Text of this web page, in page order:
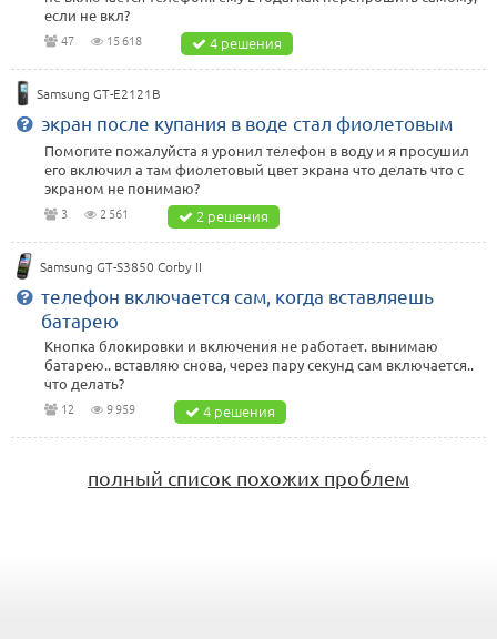
если не вкл?
47 15 618 4 решения
Samsung GT-E2121B
экран после купания в воде стал фиолетовым
Помогите пожалуйста я уронил телефон в воду и я просушил
его включил а там фиолетовый цвет экрана что делать что с
экраном не понимаю?
3 2 561 2 решения
Samsung GT-S3850 Corby II
телефон включается сам, когда вставляешь
батарею
Кнопка блокировки и включения не работает. вынимаю
батарею.. вставляю снова, через пару секунд сам включается..
что делать?
12 9 959 4 решения
полный список похожих проблем